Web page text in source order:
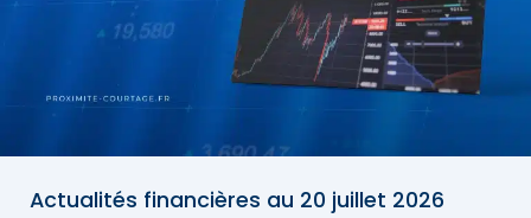
Actualités financières au 20 juillet 2026